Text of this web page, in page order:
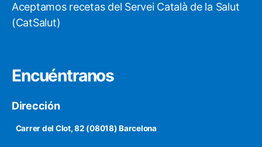
Aceptamos recetas del Servei Català de la Salut
(CatSalut)
Encuéntranos
Dirección
Carrer del Clot, 82 (08018) Barcelona